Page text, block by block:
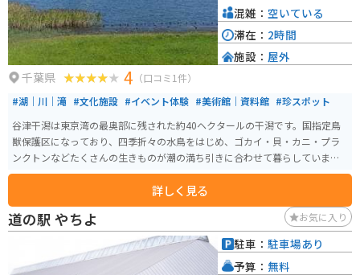
千葉県 4 （口コミ1件）
#湖｜川｜滝 #文化施設 #イベント体験 #美術館｜資料館 #珍スポット
⾕津⼲潟は東京湾の最奥部に残された約40ヘクタールの⼲潟です。国指定鳥
獣保護区になっており、四季折々の水鳥をはじめ、ゴカイ・⾙・カニ・プラ
ンクトンなどたくさんの⽣きものが潮の満ち引きに合わせて暮らしていま
す。
詳しく見る
混雑： 空いている
滞在： 2時間
施設： 屋外
道の駅 やちよ お気に入り
駐車： 駐車場あり
予算： 無料